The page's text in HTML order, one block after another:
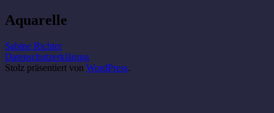
Aquarelle
Sabine Richter
Datenschutzerklärung
Stolz präsentiert von WordPress.